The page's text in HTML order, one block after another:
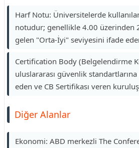
Harf Notu: Üniversitelerde
notudur; genellikle 4.00 üzerinden
gelen "Orta-İyi" seviyesini ifade
Certification Body (Belgelendirme
uluslararası güvenlik
eden ve CB Sertifikası veren
Diğer Alanlar
Ekonomi: ABD merkezli The